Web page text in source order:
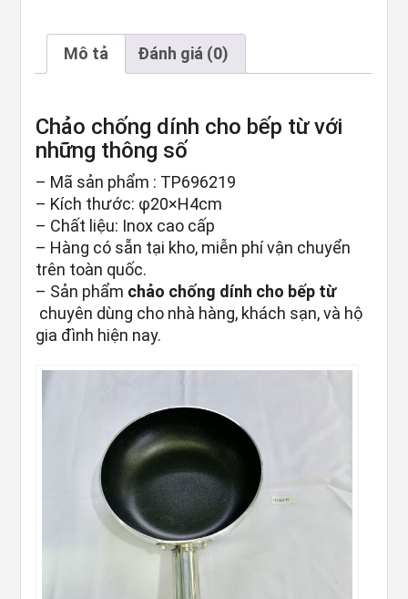
Mô tả Đánh giá (0)
Chảo chống dính cho bếp từ với
những thông số
– Mã sản phẩm : TP696219
– Kích thước: φ20×H4cm
– Chất liệu: Inox cao cấp
– Hàng có sẵn tại kho, miễn phí vận chuyển
trên toàn quốc.
– Sản phẩm chảo chống dính cho bếp từ
chuyên dùng cho nhà hàng, khách sạn, và hộ
gia đình hiện nay.